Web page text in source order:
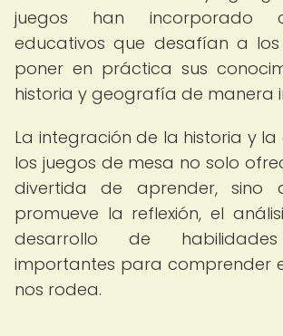
juegos han incorporado
educativos que desafían a
poner en práctica sus
historia y geografía de manera
La integración de la historia y
los juegos de mesa no solo
divertida de aprender, sino
promueve la reflexión, el
desarrollo de
importantes para comprender
nos rodea.